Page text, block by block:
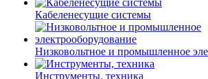
Кабеленесущие системы
Низковольтное и промышленное
Инструменты, техника